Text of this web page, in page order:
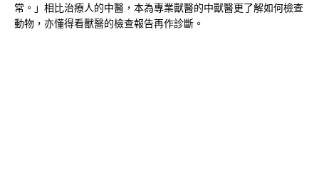
常。」相比治療人的中醫，本為專業獸醫的中獸醫更了解如何檢查
動物，亦懂得看獸醫的檢查報告再作診斷。